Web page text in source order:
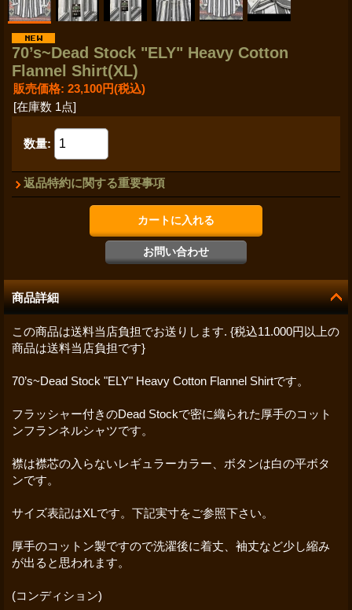
70’s~Dead Stock "ELY" Heavy Cotton
Flannel Shirt(XL)
販売価格: 23,100円(税込)
[在庫数 1点]
数量:
返品特約に関する重要事項
商品詳細
この商品は送料当店負担でお送りします. {税込11.000円以上の
商品は送料当店負担です}
70’s~Dead Stock "ELY" Heavy Cotton Flannel Shirtです。
フラッシャー付きのDead Stockで密に織られた厚手のコット
ンフランネルシャツです。
襟は襟芯の入らないレギュラーカラー、ボタンは白の平ボタ
ンです。
サイズ表記はXLです。下記実寸をご参照下さい。
厚手のコットン製ですので洗濯後に着丈、袖丈など少し縮み
が出ると思われます。
(コンディション)